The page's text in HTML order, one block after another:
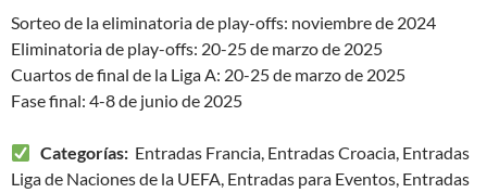
Sorteo de la eliminatoria de play-offs: noviembre de 2024
Eliminatoria de play-offs: 20-25 de marzo de 2025
Cuartos de final de la Liga A: 20-25 de marzo de 2025
Fase final: 4-8 de junio de 2025
Categorías: Entradas Francia, Entradas Croacia, Entradas
Liga de Naciones de la UEFA, Entradas para Eventos, Entradas